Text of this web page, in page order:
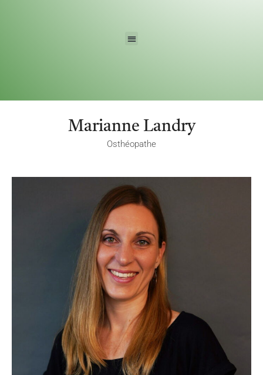
Marianne Landry
Osthéopathe